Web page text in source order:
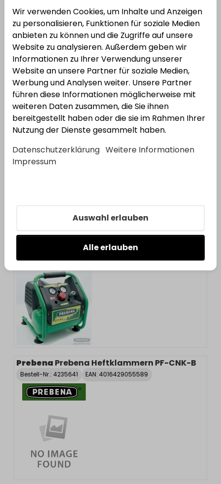
PrebenaPrebena Druckluftnagler 2P-J/ES40
Combi
Bestell-Nr.:6608001547 EAN: 4016429000084
Prebena Kompressor Vitas 100-
Prebena Prebena Heftklammern PF-CNK-B
Bestell-Nr.: 4235641 EAN: 4016429055589
Wir verwenden Cookies, um Inhalte und Anzeigen
zu personalisieren, Funktionen für soziale Medien
anbieten zu können und die Zugriffe auf unsere
Website zu analysieren. Außerdem geben wir
Informationen zu Ihrer Verwendung unserer
Website an unsere Partner für soziale Medien,
Werbung und Analysen weiter. Unsere Partner
führen diese Informationen möglicherweise mit
weiteren Daten zusammen, die Sie ihnen
bereitgestellt haben oder die sie im Rahmen Ihrer
Nutzung der Dienste gesammelt haben.
Datenschutzerklärung Weitere Informationen
Impressum
Auswahl erlauben
Alle erlauben